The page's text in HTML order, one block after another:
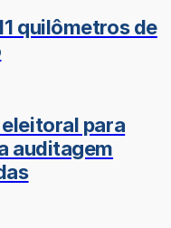
quilômetros de
para
auditagem